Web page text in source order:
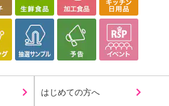
だけます。
つが含まれています。1歳未満の乳児に
当たり)
はじめての方へ